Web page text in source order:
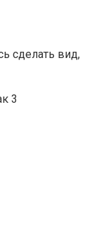
сделать вид,
3